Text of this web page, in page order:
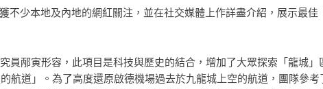
不少本地及內地的網紅關注，並在社交媒體上作詳盡介紹，展示最
員邴寅形容，此項目是科技與歷史的結合，增加了大眾探索「龍城
航道」。為了高度還原啟德機場過去於九龍城上空的航道，團隊參